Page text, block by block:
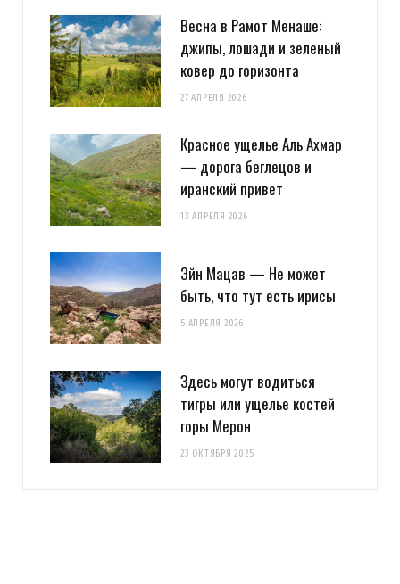
Весна в Рамот Менаше:
джипы, лошади и зеленый
ковер до горизонта
27 АПРЕЛЯ 2026
Красное ущелье Аль Ахмар
— дорога беглецов и
иранский привет
13 АПРЕЛЯ 2026
Эйн Мацав — Не может
быть, что тут есть ирисы
5 АПРЕЛЯ 2026
Здесь могут водиться
тигры или ущелье костей
горы Мерон
23 ОКТЯБРЯ 2025